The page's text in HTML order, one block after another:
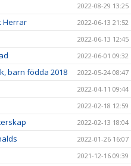
2022-08-29 13:25
Herrar 2022-06-13 21:52
2022-06-13 12:45
2022-06-01 09:32
barn födda 2018 2022-05-24 08:47
2022-04-11 09:44
2022-02-18 12:59
2022-02-13 18:04
2022-01-26 16:07
2021-12-16 09:39